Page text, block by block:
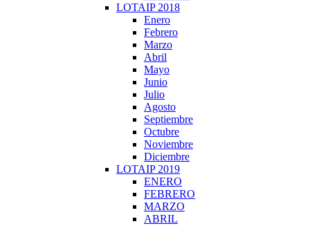
LOTAIP 2018
Enero
Febrero
Marzo
Abril
Mayo
Junio
Julio
Agosto
Septiembre
Octubre
Noviembre
Diciembre
LOTAIP 2019
ENERO
FEBRERO
MARZO
ABRIL